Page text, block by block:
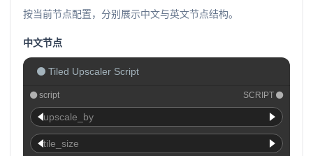
按当前节点配置，分别展示中文与英文节点结构。
中文节点
Tiled Upscaler Script
script SCRIPT
upscale_by
tile_size